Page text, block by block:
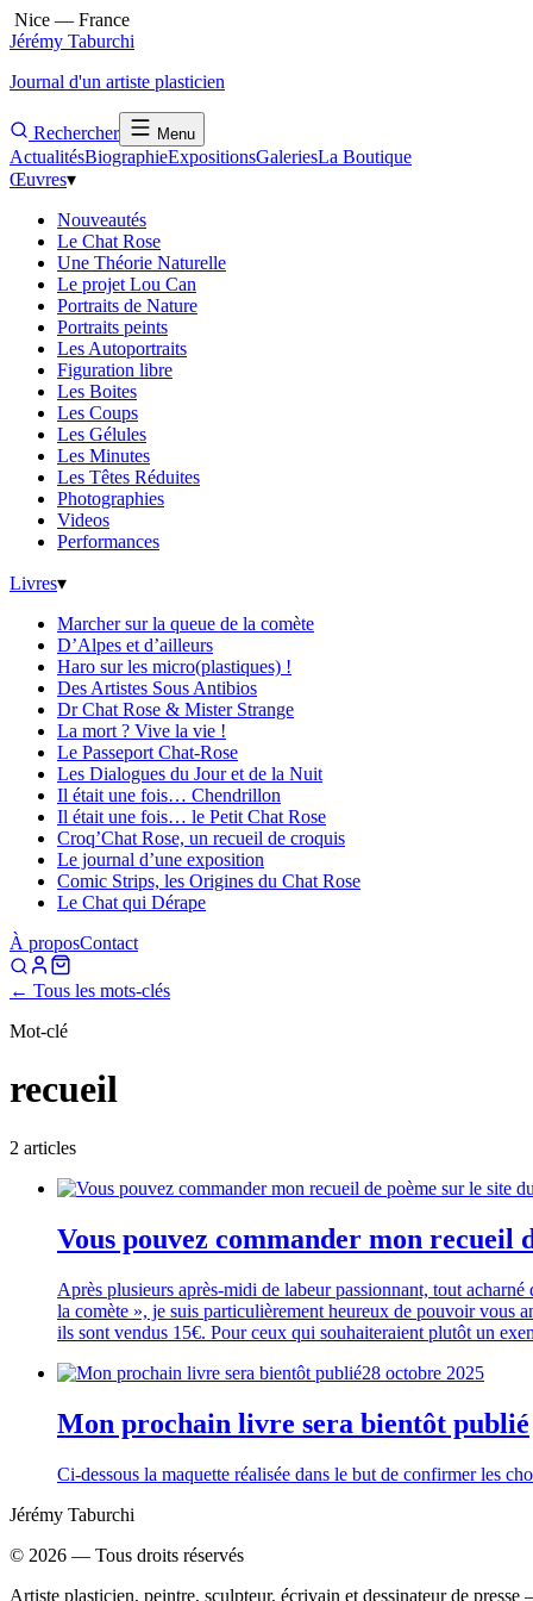
Nice — France
Jérémy Taburchi
Journal d'un artiste plasticien
Rechercher Menu
ActualitésBiographieExpositionsGaleriesLa Boutique
Œuvres▾
Nouveautés
Le Chat Rose
Une Théorie Naturelle
Le projet Lou Can
Portraits de Nature
Portraits peints
Les Autoportraits
Figuration libre
Les Boites
Les Coups
Les Gélules
Les Minutes
Les Têtes Réduites
Photographies
Videos
Performances
Livres▾
Marcher sur la queue de la comète
D’Alpes et d’ailleurs
Haro sur les micro(plastiques) !
Des Artistes Sous Antibios
Dr Chat Rose & Mister Strange
La mort ? Vive la vie !
Le Passeport Chat-Rose
Les Dialogues du Jour et de la Nuit
Il était une fois… Chendrillon
Il était une fois… le Petit Chat Rose
Croq’Chat Rose, un recueil de croquis
Le journal d’une exposition
Comic Strips, les Origines du Chat Rose
Le Chat qui Dérape
À proposContact
← Tous les mots-clés
Mot-clé
recueil
2 articles
Vous pouvez commander mon recueil
Après plusieurs après-midi de labeur passionnant, tout
la comète », je suis particulièrement heureux de pouvoir vous
ils sont vendus 15€. Pour ceux qui souhaiteraient plutôt un
28 octobre 2025
Mon prochain livre sera bientôt publié
Ci-dessous la maquette réalisée dans le but de confirmer les
Jérémy Taburchi
© 2026 — Tous droits réservés
Artiste plasticien, peintre, sculpteur, écrivain et dessinateur de